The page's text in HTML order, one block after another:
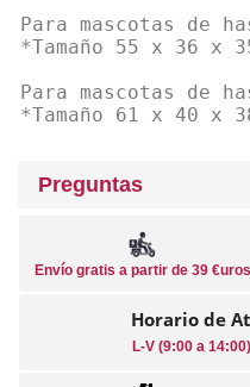
Para mascotas de
*Tamaño 55 x 36 x
Para mascotas de
*Tamaño 61 x 40 x
Preguntas
Envío gratis a partir de 39 €uros
Horario de
L-V (9:00 a